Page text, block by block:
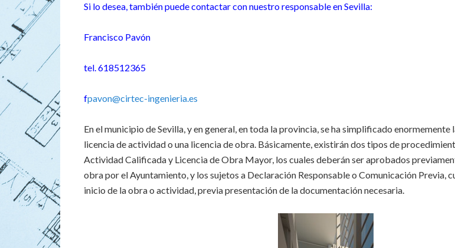
Si lo desea, también puede contactar con nuestro responsable en Sevilla:
Francisco Pavón
tel. 618512365
fpavon@cirtec-ingenieria.es
En el municipio de Sevilla, y en general, en toda la provincia, se ha simplificado
licencia de actividad o una licencia de obra. Básicamente, existirán dos tipos de
Actividad Calificada y Licencia de Obra Mayor, los cuales deberán ser aprobados
obra por el Ayuntamiento, y los sujetos a Declaración Responsable o Comunicación Previa,
inicio de la obra o actividad, previa presentación de la documentación necesaria.